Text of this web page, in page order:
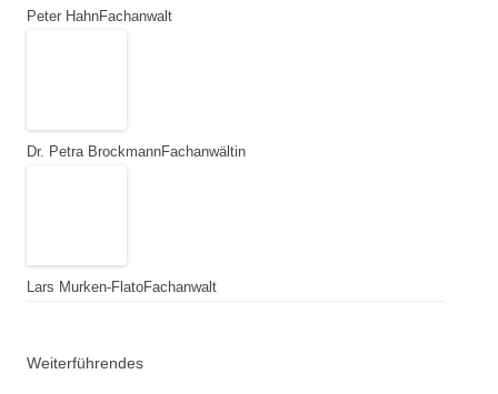
Peter HahnFachanwalt
Dr. Petra BrockmannFachanwältin
Lars Murken-FlatoFachanwalt
Weiterführendes